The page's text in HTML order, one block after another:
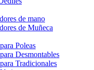
de mano
de Muñeca
Poleas
Desmontables
Tradicionales